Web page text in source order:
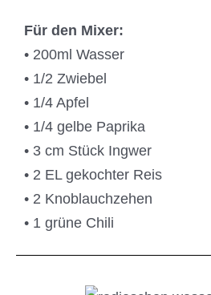
Für den Mixer:
• 200ml Wasser
• 1/2 Zwiebel
• 1/4 Apfel
• 1/4 gelbe Paprika
• 3 cm Stück Ingwer
• 2 EL gekochter Reis
• 2 Knoblauchzehen
• 1 grüne Chili